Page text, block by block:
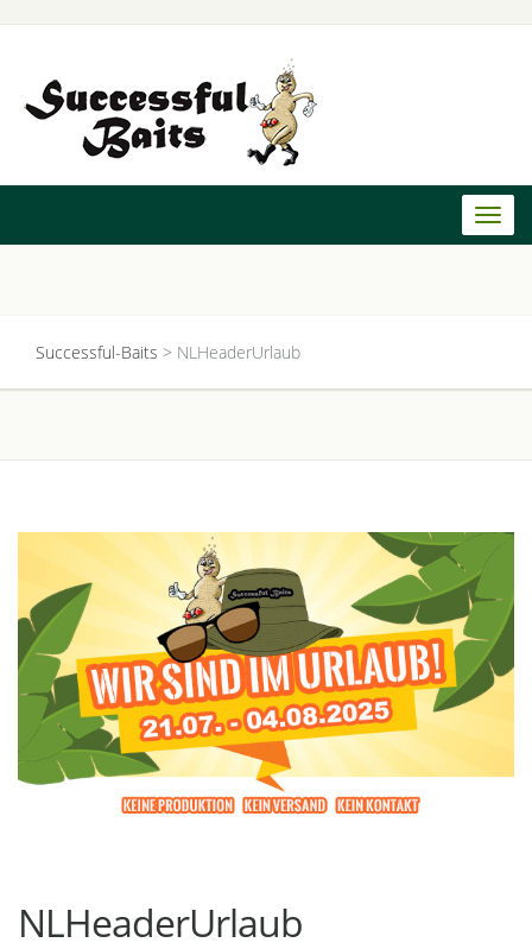
Successful-Baits > NLHeaderUrlaub
NLHeaderUrlaub